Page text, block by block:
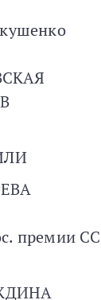
премии